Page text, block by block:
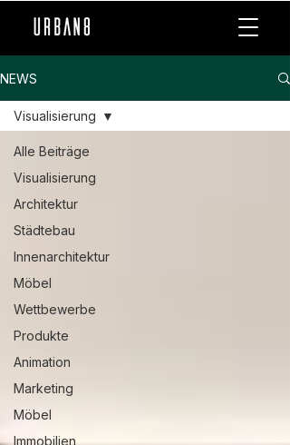
NEWS
Alle Beiträge
Visualisierung
Architektur
Städtebau
Innenarchitektur
Möbel
Wettbewerbe
Produkte
Animation
Marketing
Möbel
Immobilien
Visualisierung